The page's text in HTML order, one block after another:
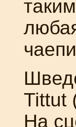
Tittut
На